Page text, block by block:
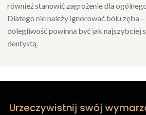
również stanowić zagrożenie dla
Dlatego nie należy ignorować bólu zęba
dolegliwość powinna być jak najszybciej
dentystą.
Urzeczywistnij swój